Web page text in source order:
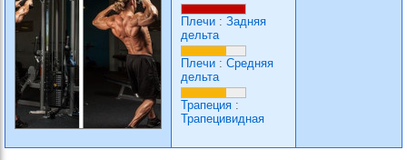
Плечи : Задняя
дельта
Плечи : Средняя
дельта
Трапеция :
Трапецивидная